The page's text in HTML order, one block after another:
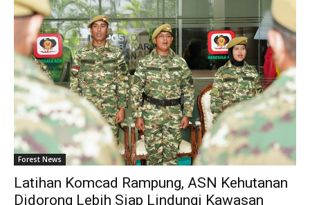
Forest News
Latihan Komcad Rampung, ASN Kehutanan
Didorong Lebih Siap Lindungi Kawasan